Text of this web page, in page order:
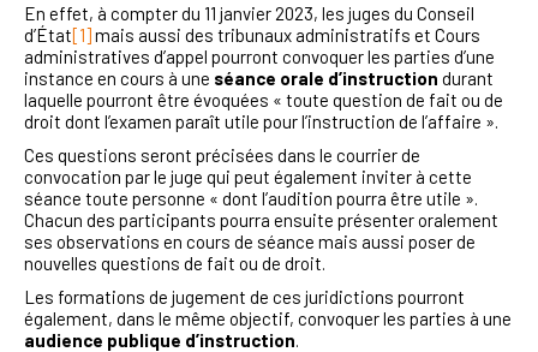
En effet, à compter du 11 janvier 2023, les juges du Conseil
d’État[1]mais aussi des tribunaux administratifs et Cours
administratives d’appel pourront convoquer les parties d’une
instance en cours à une séance orale d’instruction durant
laquelle pourront être évoquées « toute question de fait ou de
droit dont l’examen paraît utile pour l’instruction de l’affaire ».
Ces questions seront précisées dans le courrier de
convocation par le juge qui peut également inviter à cette
séance toute personne « dont l’audition pourra être utile ».
Chacun des participants pourra ensuite présenter oralement
ses observations en cours de séance mais aussi poser de
nouvelles questions de fait ou de droit.
Les formations de jugement de ces juridictions pourront
également, dans le même objectif, convoquer les parties à une
audience publique d’instruction.